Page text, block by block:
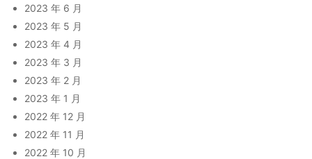
2023 年 6 月
2023 年 5 月
2023 年 4 月
2023 年 3 月
2023 年 2 月
2023 年 1 月
2022 年 12 月
2022 年 11 月
2022 年 10 月